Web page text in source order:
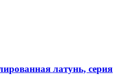
латунь, серия